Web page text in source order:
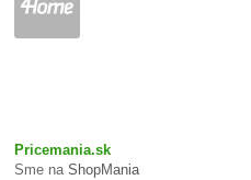
Pricemania.sk
Sme na ShopMania